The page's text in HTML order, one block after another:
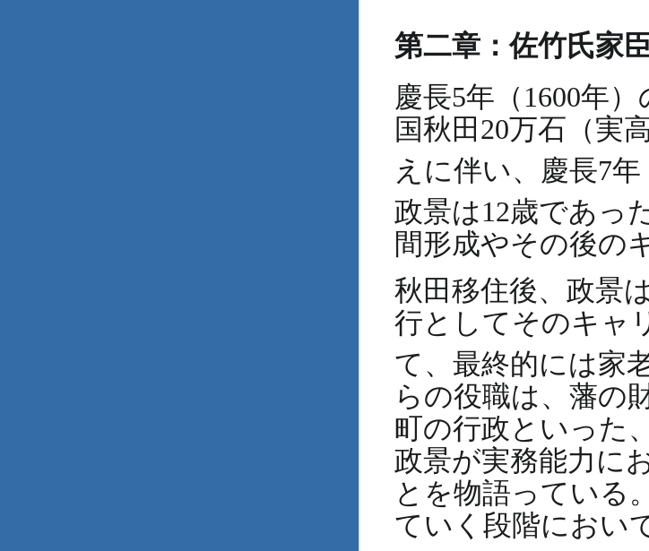
第二章：佐竹氏家
慶長5年（1600年
国秋田20万石（実
えに伴い、慶長7
政景は12歳であっ
間形成やその後の
秋田移住後、政景
行としてそのキャ
て、最終的には家
らの役職は、藩の
町の行政といった
政景が実務能力に
とを物語っている
ていく段階におい